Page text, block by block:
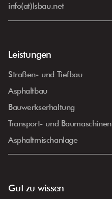
info(at)lsbau.net
Leistungen
Straßen- und Tiefbau
Asphaltbau
Bauwerkserhaltung
Transport- und Baumaschinen
Asphaltmischanlage
Gut zu wissen